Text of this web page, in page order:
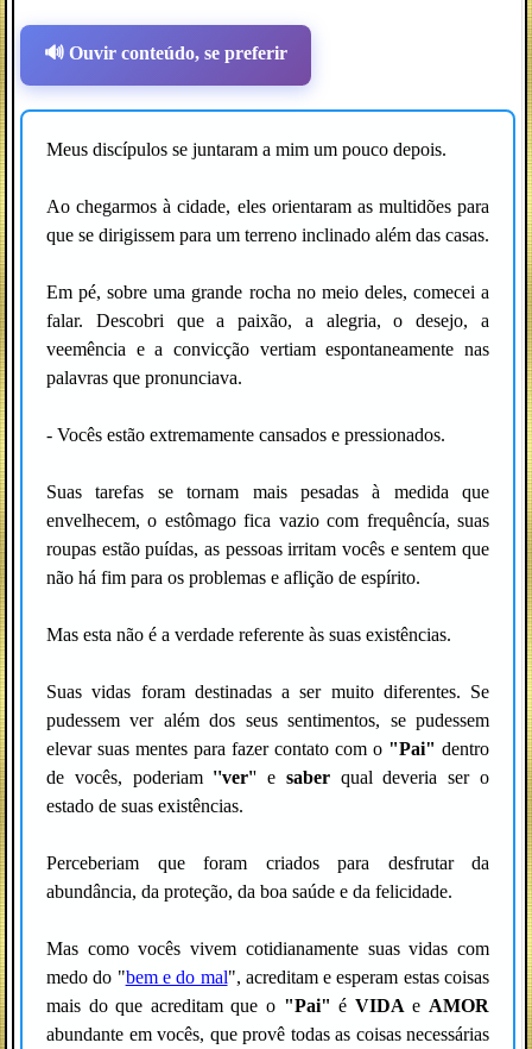
🔊 Ouvir conteúdo, se preferir
Meus discípulos se juntaram a mim um pouco depois.
Ao chegarmos à cidade, eles orientaram as multidões para
que se dirigissem para um terreno inclinado além das casas.
Em pé, sobre uma grande rocha no meio deles, comecei a
falar. Descobri que a paixão, a alegria, o desejo, a
veemência e a convicção vertiam espontaneamente nas
palavras que pronunciava.
- Vocês estão extremamente cansados e pressionados.
Suas tarefas se tornam mais pesadas à medida que
envelhecem, o estômago fica vazio com frequêncía, suas
roupas estão puídas, as pessoas irritam vocês e sentem que
não há fim para os problemas e aflição de espírito.
Mas esta não é a verdade referente às suas existências.
Suas vidas foram destinadas a ser muito diferentes. Se
pudessem ver além dos seus sentimentos, se pudessem
elevar suas mentes para fazer contato com o "Pai" dentro
de vocês, poderiam ''ver'' e saberqual deveria ser o
estado de suas existências.
Perceberiam que foram criados para desfrutar da
abundância, da proteção, da boa saúde e da felicidade.
Mas como vocês vivem cotidianamente suas vidas com
medo do "bem e do mal", acreditam e esperam estas coisas
mais do que acreditam que o "Pai" é VIDA e AMOR
abundante em vocês, que provê todas as coisas necessárias